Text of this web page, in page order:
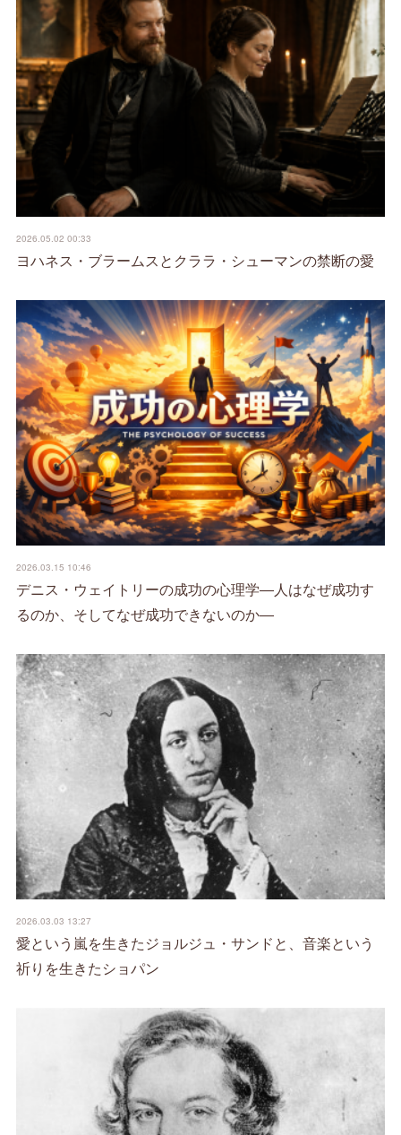
2026.05.02 00:33
ヨハネス・ブラームスとクララ・シューマンの禁断の愛
2026.03.15 10:46
デニス・ウェイトリーの成功の心理学―人はなぜ成功す
るのか、そしてなぜ成功できないのか―
2026.03.03 13:27
愛という嵐を生きたジョルジュ・サンドと、音楽という
祈りを生きたショパン